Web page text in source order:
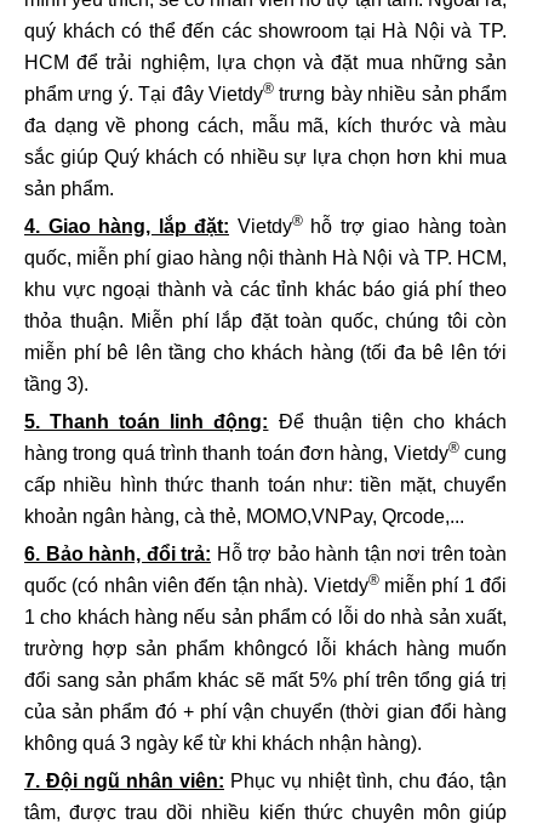
quý khách có thể đến các showroom tại Hà Nội và TP.
HCM để trải nghiệm, lựa chọn và đặt mua những sản
phẩm ưng ý. Tại đây Vietdy® trưng bày nhiều sản phẩm
đa dạng về phong cách, mẫu mã, kích thước và màu
sắc giúp Quý khách có nhiều sự lựa chọn hơn khi mua
sản phẩm.
4. Giao hàng, lắp đặt: Vietdy®hỗ trợ giao hàng toàn
quốc, miễn phí giao hàng nội thành Hà Nội và TP. HCM,
khu vực ngoại thành và các tỉnh khác báo giá phí theo
thỏa thuận. Miễn phí lắp đặt toàn quốc, chúng tôi còn
miễn phí bê lên tầng cho khách hàng (tối đa bê lên tới
tầng 3).
5. Thanh toán linh động: Để thuận tiện cho khách
hàng trong quá trình thanh toán đơn hàng, Vietdy®cung
cấp nhiều hình thức thanh toán như: tiền mặt, chuyển
khoản ngân hàng, cà thẻ, MOMO,VNPay, Qrcode,...
6. Bảo hành, đổi trả: Hỗ trợ bảo hành tận nơi trên toàn
quốc (có nhân viên đến tận nhà). Vietdy®miễn phí 1 đổi
1 cho khách hàng nếu sản phẩm có lỗi do nhà sản xuất,
trường hợp sản phẩm khôngcó lỗi khách hàng muốn
đổi sang sản phẩm khác sẽ mất 5% phí trên tổng giá trị
của sản phẩm đó + phí vận chuyển (thời gian đổi hàng
không quá 3 ngày kể từ khi khách nhận hàng).
7. Đội ngũ nhân viên: Phục vụ nhiệt tình, chu đáo, tận
tâm, được trau dồi nhiều kiến thức chuyên môn giúp